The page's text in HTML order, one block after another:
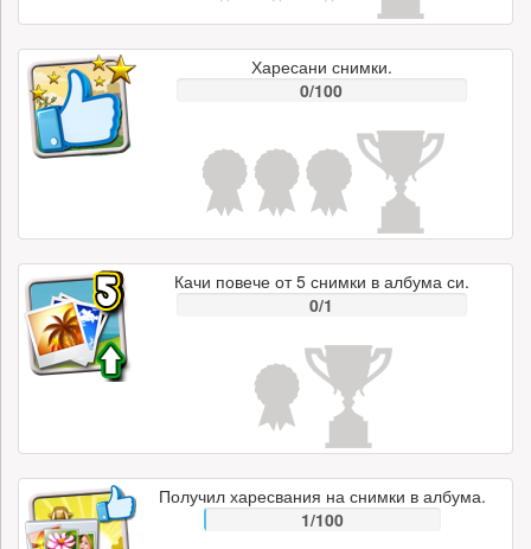
Харесани снимки.
0/100
Качи повече от 5 снимки в албума си.
0/1
Получил харесвания на снимки в албума.
1/100